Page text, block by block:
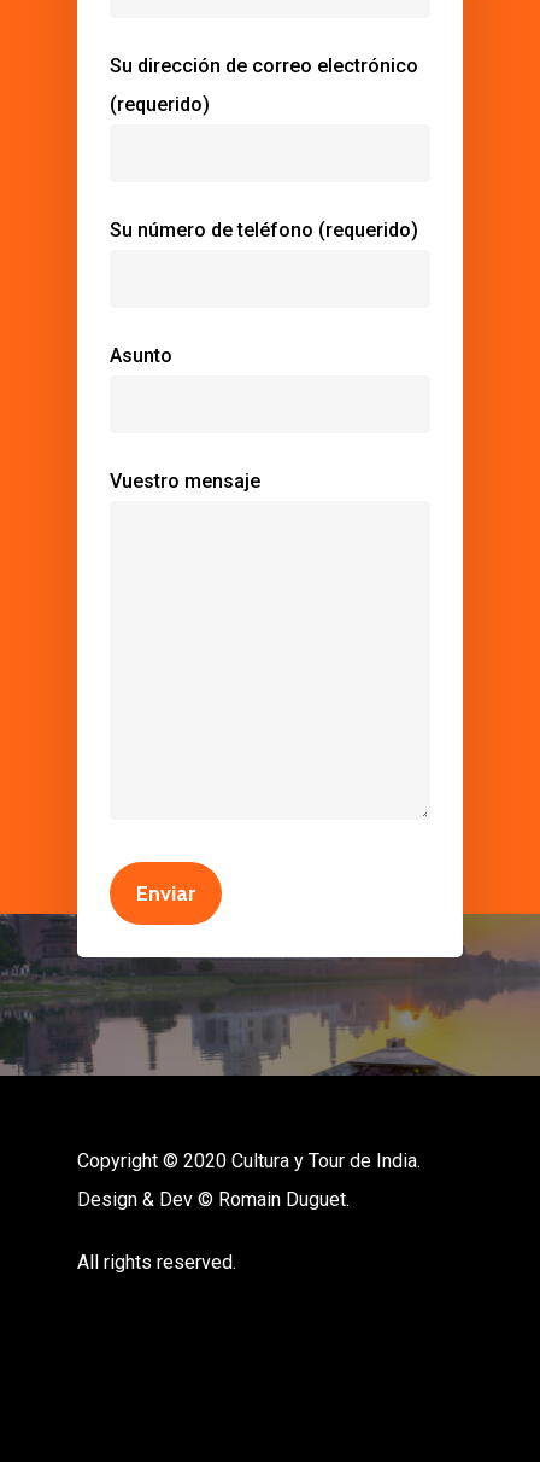
Su dirección de correo electrónico
(requerido)
Su número de teléfono (requerido)
Asunto
Vuestro mensaje
Copyright © 2020 Cultura y Tour de India.
Design & Dev © Romain Duguet.
All rights reserved.